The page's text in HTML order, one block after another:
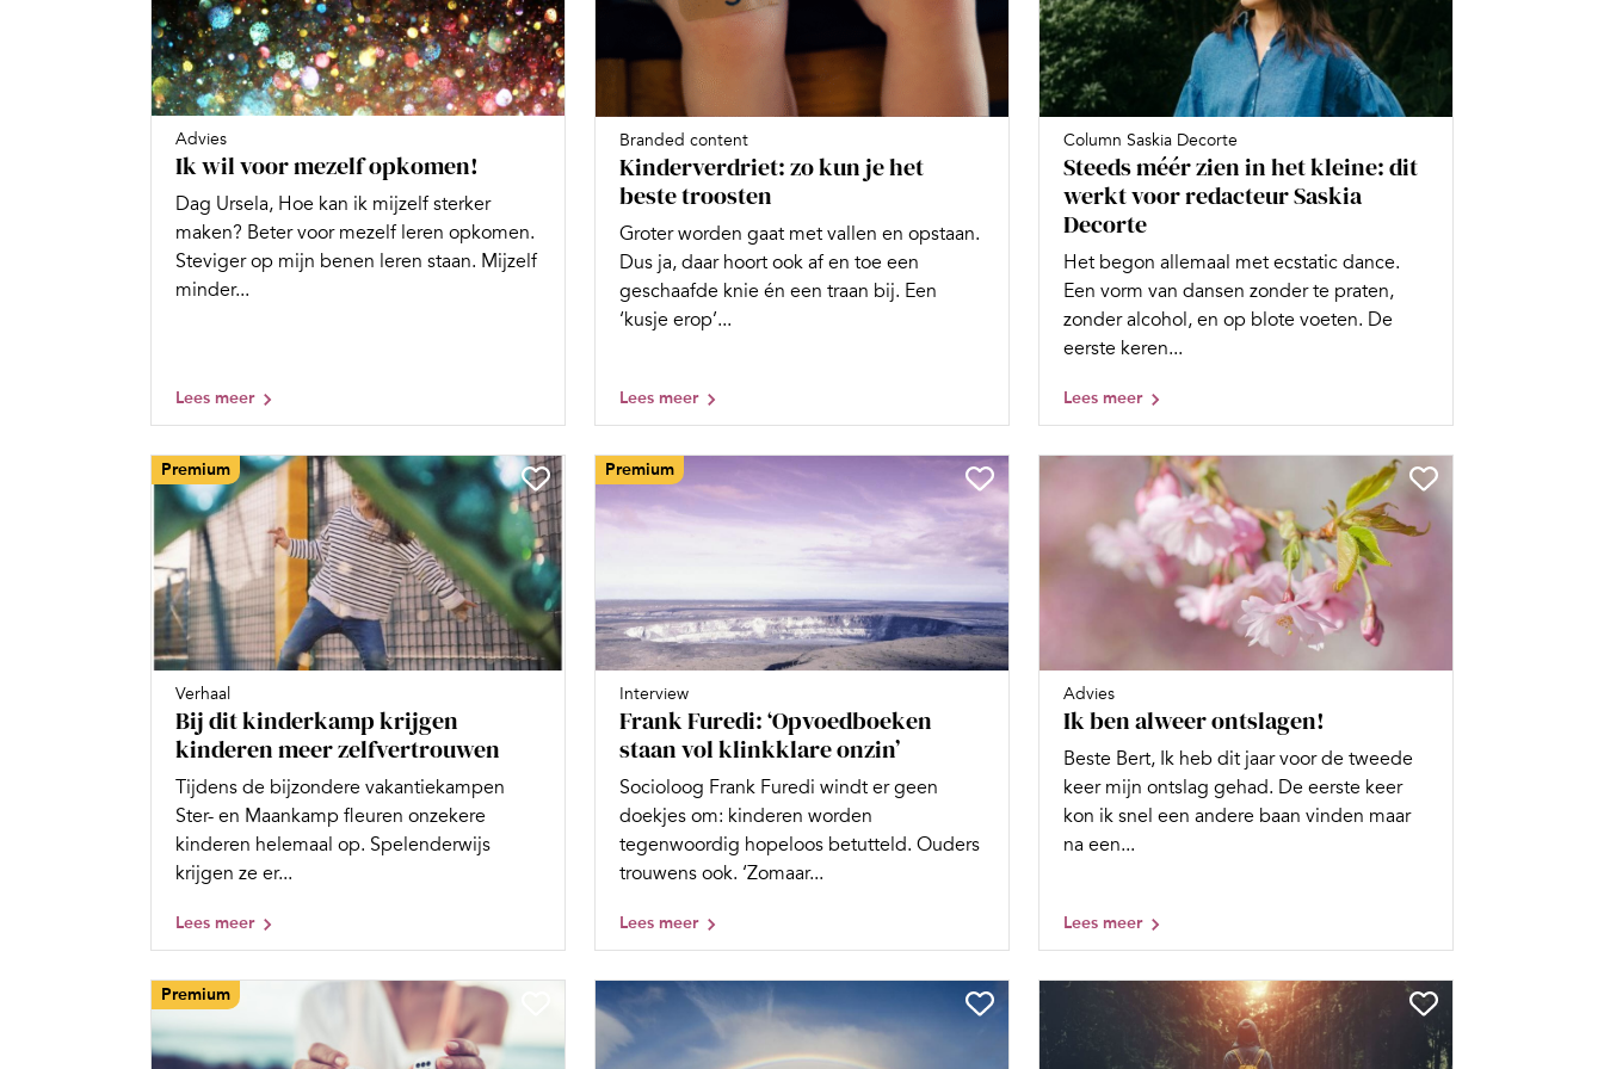
Advies
Ik wil voor mezelf opkomen!
Dag Ursela, Hoe kan ik mijzelf sterker
maken? Beter voor mezelf leren opkomen.
Steviger op mijn benen leren staan. Mijzelf
minder...
Lees meer
Branded content
Kinderverdriet: zo kun je het
beste troosten
Groter worden gaat met vallen en opstaan.
Dus ja, daar hoort ook af en toe een
geschaafde knie én een traan bij. Een
‘kusje erop’...
Lees meer
Column Saskia Decorte
Steeds méér zien in het kleine: dit
werkt voor redacteur Saskia
Decorte
Het begon allemaal met ecstatic dance.
Een vorm van dansen zonder te praten,
zonder alcohol, en op blote voeten. De
eerste keren...
Lees meer
Premium
Verhaal
Bij dit kinderkamp krijgen
kinderen meer zelfvertrouwen
Tijdens de bijzondere vakantiekampen
Ster- en Maankamp fleuren onzekere
kinderen helemaal op. Spelenderwijs
krijgen ze er...
Lees meer
Premium
Interview
Frank Furedi: ‘Opvoedboeken
staan vol klinkklare onzin’
Socioloog Frank Furedi windt er geen
doekjes om: kinderen worden
tegenwoordig hopeloos betutteld. Ouders
trouwens ook. ‘Zomaar...
Lees meer
Advies
Ik ben alweer ontslagen!
Beste Bert, Ik heb dit jaar voor de tweede
keer mijn ontslag gehad. De eerste keer
kon ik snel een andere baan vinden maar
na een...
Lees meer
Premium